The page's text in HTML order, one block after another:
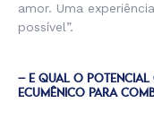
amor. Uma
possível”.
– E QUAL O POTENCIAL
ECUMÊNICO PARA